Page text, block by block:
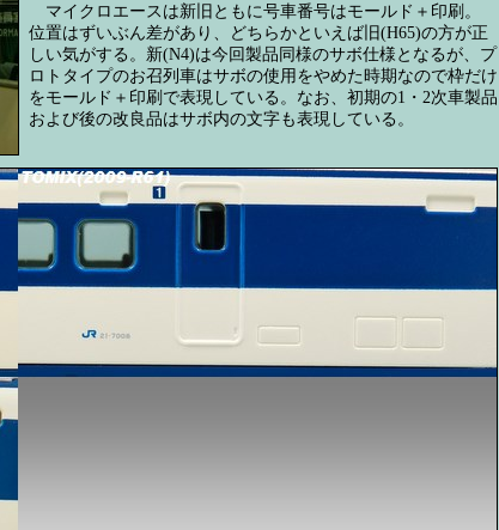
マイクロエースは新旧ともに号車番号はモールド＋印刷。
位置はずいぶん差があり、どちらかといえば旧(H65)の方が正
しい気がする。新(N4)は今回製品同様のサボ仕様となるが、プ
ロトタイプのお召列車はサボの使用をやめた時期なので枠だけ
をモールド＋印刷で表現している。なお、初期の1・2次車製品
および後の改良品はサボ内の文字も表現している。